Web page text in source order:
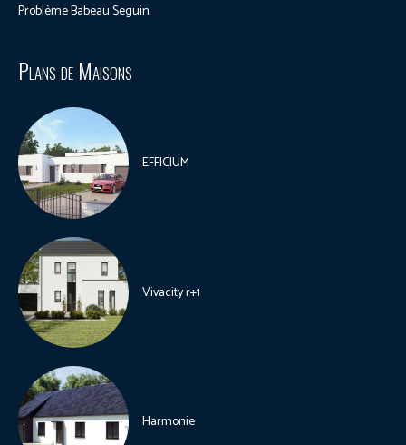
Problème Babeau Seguin
Plans de Maisons
EFFICIUM
Vivacity r+1
Harmonie